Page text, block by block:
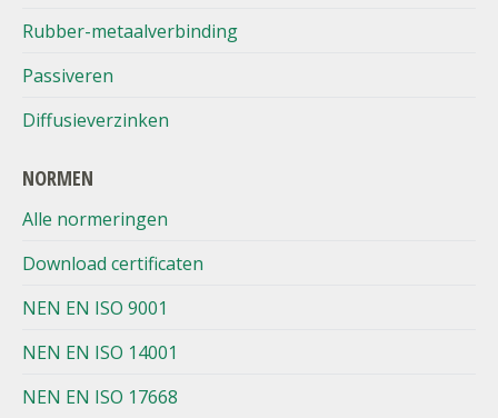
Rubber-metaalverbinding
Passiveren
Diffusieverzinken
NORMEN
Alle normeringen
Download certificaten
NEN EN ISO 9001
NEN EN ISO 14001
NEN EN ISO 17668